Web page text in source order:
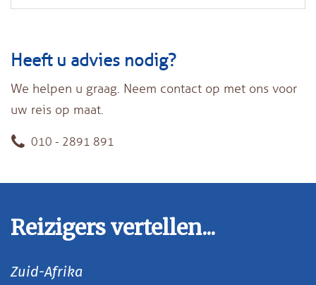
Heeft u advies nodig?
We helpen u graag. Neem contact op met ons voor
uw reis op maat.
010 - 2891 891
Reizigers vertellen...
Zuid-Afrika